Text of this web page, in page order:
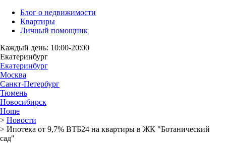
Блог о недвижимости
Квартиры
Личный помощник
Каждый день: 10:00-20:00
Екатеринбург
Екатеринбург
Москва
Санкт-Петербург
Тюмень
Новосибирск
Home
> Новости
> Ипотека от 9,7% ВТБ24 на квартиры в ЖК "Ботанический
сад"